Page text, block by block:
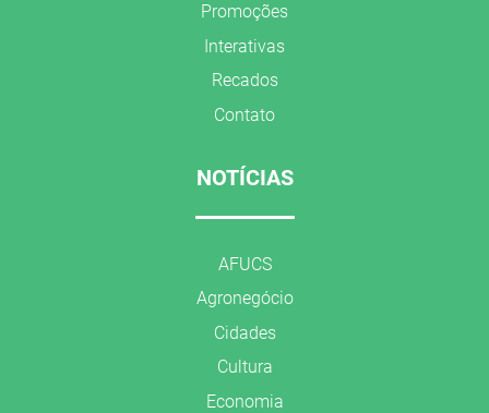
Promoções
Interativas
Recados
Contato
NOTÍCIAS
AFUCS
Agronegócio
Cidades
Cultura
Economia